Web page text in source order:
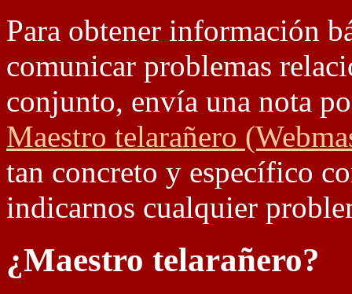
Para obtener información
comunicar problemas
conjunto, envía una nota
Maestro telarañero
tan concreto y específico
indicarnos cualquier
¿Maestro telarañero?